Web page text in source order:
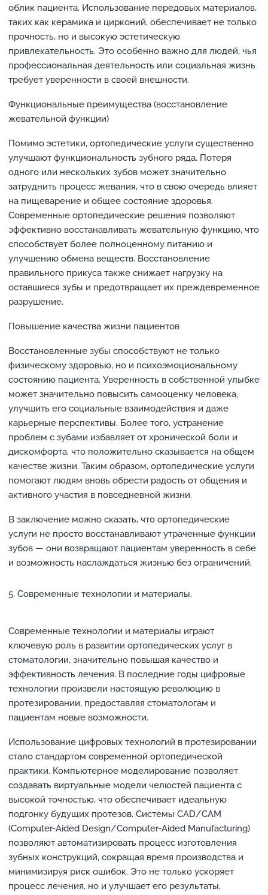
облик пациента. Использование передовых материалов,
таких как керамика и цирконий, обеспечивает не только
прочность, но и высокую эстетическую
привлекательность. Это особенно важно для людей, чья
профессиональная деятельность или социальная жизнь
требует уверенности в своей внешности.
Функциональные преимущества (восстановление
жевательной функции)
Помимо эстетики, ортопедические услуги существенно
улучшают функциональность зубного ряда. Потеря
одного или нескольких зубов может значительно
затруднить процесс жевания, что в свою очередь влияет
на пищеварение и общее состояние здоровья.
Современные ортопедические решения позволяют
эффективно восстанавливать жевательную функцию, что
способствует более полноценному питанию и
улучшению обмена веществ. Восстановление
правильного прикуса также снижает нагрузку на
оставшиеся зубы и предотвращает их преждевременное
разрушение.
Повышение качества жизни пациентов
Восстановленные зубы способствуют не только
физическому здоровью, но и психоэмоциональному
состоянию пациента. Уверенность в собственной улыбке
может значительно повысить самооценку человека,
улучшить его социальные взаимодействия и даже
карьерные перспективы. Более того, устранение
проблем с зубами избавляет от хронической боли и
дискомфорта, что положительно сказывается на общем
качестве жизни. Таким образом, ортопедические услуги
помогают людям вновь обрести радость от общения и
активного участия в повседневной жизни.
В заключение можно сказать, что ортопедические
услуги не просто восстанавливают утраченные функции
зубов — они возвращают пациентам уверенность в себе
и возможность наслаждаться жизнью без ограничений.
Современные технологии и материалы.
Современные технологии и материалы играют
ключевую роль в развитии ортопедических услуг в
стоматологии, значительно повышая качество и
эффективность лечения. В последние годы цифровые
технологии произвели настоящую революцию в
протезировании, предоставляя стоматологам и
пациентам новые возможности.
Использование цифровых технологий в протезировании
стало стандартом современной ортопедической
практики. Компьютерное моделирование позволяет
создавать виртуальные модели челюстей пациента с
высокой точностью, что обеспечивает идеальную
подгонку будущих протезов. Системы CAD/CAM
(Computer-Aided Design/Computer-Aided Manufacturing)
позволяют автоматизировать процесс изготовления
зубных конструкций, сокращая время производства и
минимизируя риск ошибок. Это не только ускоряет
процесс лечения, но и улучшает его результаты,